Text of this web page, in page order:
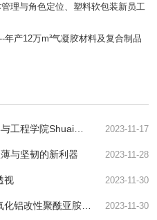
理与角色定位、塑料软包装新员工
产12万m³气凝胶材料及复合制品
2023-11-17
工程学院Shuai
2023-11-28
与坚韧的新利器
2023-11-30
视
2023-11-30
铝改性聚酰亚胺薄